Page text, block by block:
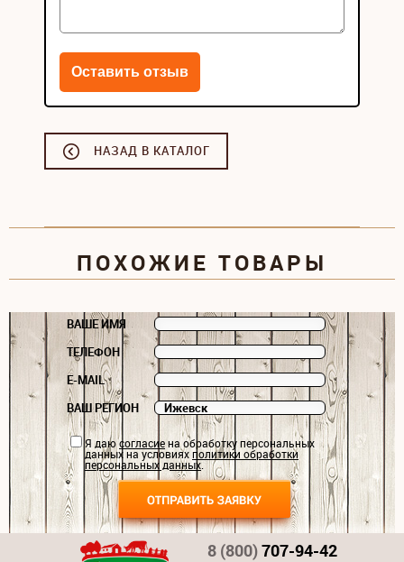
НАЗАД В КАТАЛОГ
ПОХОЖИЕ ТОВАРЫ
ВАШЕ ИМЯ
ТЕЛЕФОН
E-MAIL
ВАШ РЕГИОН
Я даюсогласиена обработку персональных
данных на условияхполитики обработки
персональных данных.
8 (800)707-94-42